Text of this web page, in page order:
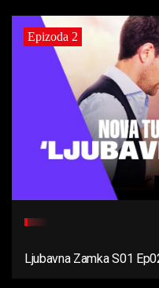
Epizoda 2
Ljubavna Zamka S01